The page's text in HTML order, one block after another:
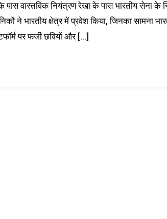
पास वास्तविक नियंत्रण रेखा के पास भारतीय सेना के
ने भारतीय क्षेत्र में प्रवेश किया, जिनका सामना
पर फर्जी छवियों और […]